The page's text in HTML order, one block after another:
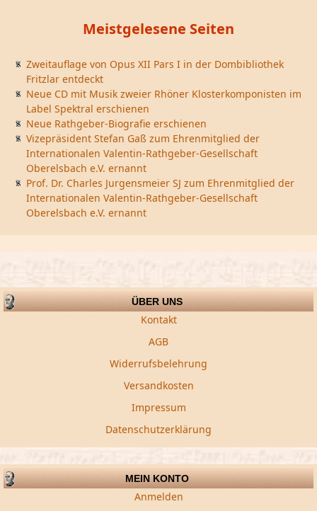
Meistgelesene Seiten
Zweitauflage von Opus XII Pars I in der Dombibliothek
Fritzlar entdeckt
Neue CD mit Musik zweier Rhöner Klosterkomponisten im
Label Spektral erschienen
Neue Rathgeber-Biografie erschienen
Vizepräsident Stefan Gaß zum Ehrenmitglied der
Internationalen Valentin-Rathgeber-Gesellschaft
Oberelsbach e.V. ernannt
Prof. Dr. Charles Jurgensmeier SJ zum Ehrenmitglied der
Internationalen Valentin-Rathgeber-Gesellschaft
Oberelsbach e.V. ernannt
ÜBER UNS
Kontakt
AGB
Widerrufsbelehrung
Versandkosten
Impressum
Datenschutzerklärung
MEIN KONTO
Anmelden